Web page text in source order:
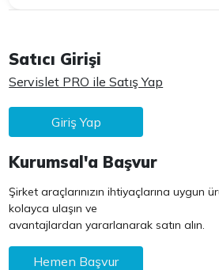
Satıcı Girişi
Servislet PRO ile Satış Yap
Giriş Yap
Kurumsal'a Başvur
Şirket araçlarınızın ihtiyaçlarına uygun
kolayca ulaşın ve
avantajlardan yararlanarak satın alın.
Hemen Başvur